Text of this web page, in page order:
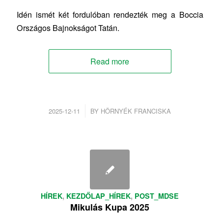
Idén ismét két fordulóban rendezték meg a Boccia
Országos Bajnokságot Tatán.
Read more
2025-12-11
/ BY HÖRNYÉK FRANCISKA
HÍREK, KEZDŐLAP_HÍREK, POST_MDSE
Mikulás Kupa 2025